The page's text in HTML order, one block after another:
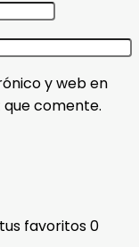
y web en
comente.
favoritos0